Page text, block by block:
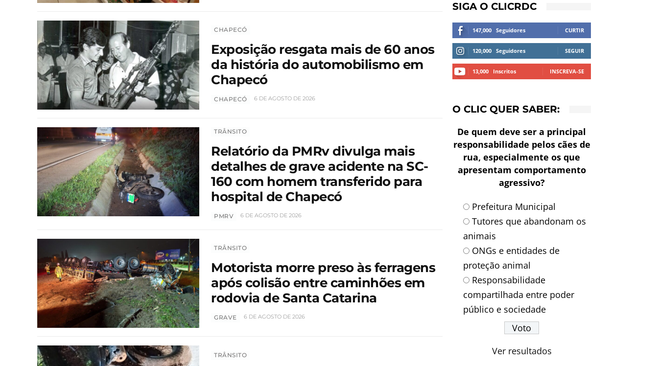
CHAPECÓ
Exposição resgata mais de 60 anos
da história do automobilismo em
Chapecó
CHAPECÓ 6 DE AGOSTO DE 2026
TRÂNSITO
Relatório da PMRv divulga mais
detalhes de grave acidente na SC-
160 com homem transferido para
hospital de Chapecó
PMRV 6 DE AGOSTO DE 2026
TRÂNSITO
Motorista morre preso às ferragens
após colisão entre caminhões em
rodovia de Santa Catarina
GRAVE 6 DE AGOSTO DE 2026
TRÂNSITO
SIGA O CLICRDC
147,000 Seguidores CURTIR
120,000 Seguidores SEGUIR
13,000 Inscritos INSCREVA-SE
O CLIC QUER SABER:
De quem deve ser a principal
responsabilidade pelos cães de
rua, especialmente os que
apresentam comportamento
agressivo?
Prefeitura Municipal
Tutores que abandonam os
animais
ONGs e entidades de
proteção animal
Responsabilidade
compartilhada entre poder
público e sociedade
Ver resultados